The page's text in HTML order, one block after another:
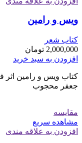
ویس و رامین
کتاب شعر
2,000,000 تومان
افزودن به سبد خرید
کتاب ویس و رامین اثر
جعفر محجوب
مقایسه
مشاهده سریع
افزودن به علاقه مندی